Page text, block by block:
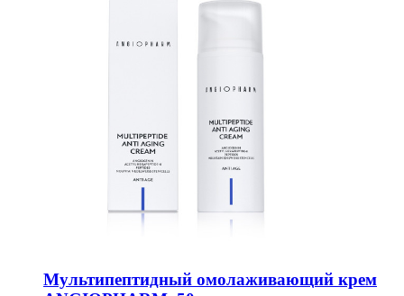
Мультипептидный омолаживающий крем